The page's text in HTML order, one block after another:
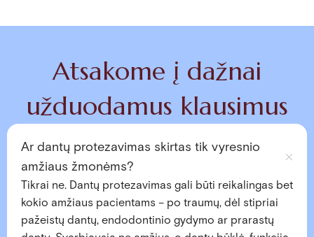
Atsakome į dažnai
užduodamus klausimus
Ar dantų protezavimas skirtas tik vyresnio
amžiaus žmonėms?
Tikrai ne. Dantų protezavimas gali būti reikalingas bet
kokio amžiaus pacientams – po traumų, dėl stipriai
pažeistų dantų, endodontinio gydymo ar prarastų